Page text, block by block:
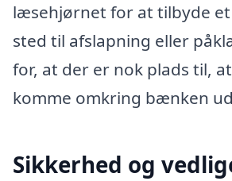
læsehjørnet for at tilbyde
sted til afslapning eller
for, at der er nok plads til,
komme omkring bænken
Sikkerhed og